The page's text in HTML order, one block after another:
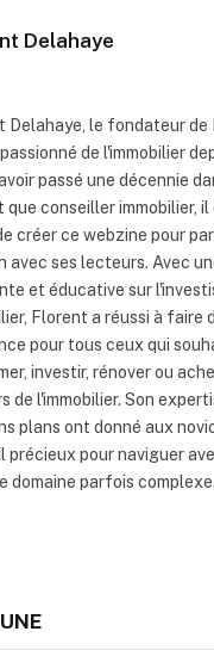
Delahaye
Delahaye, le fondateur de
de l'immobilier
passé une décennie
que conseiller immobilier, il
créer ce webzine pour
avec ses lecteurs. Avec
et éducative sur
Florent a réussi à faire
pour tous ceux qui
investir, rénover ou
de l'immobilier. Son
plans ont donné aux
précieux pour naviguer
domaine parfois complexe.